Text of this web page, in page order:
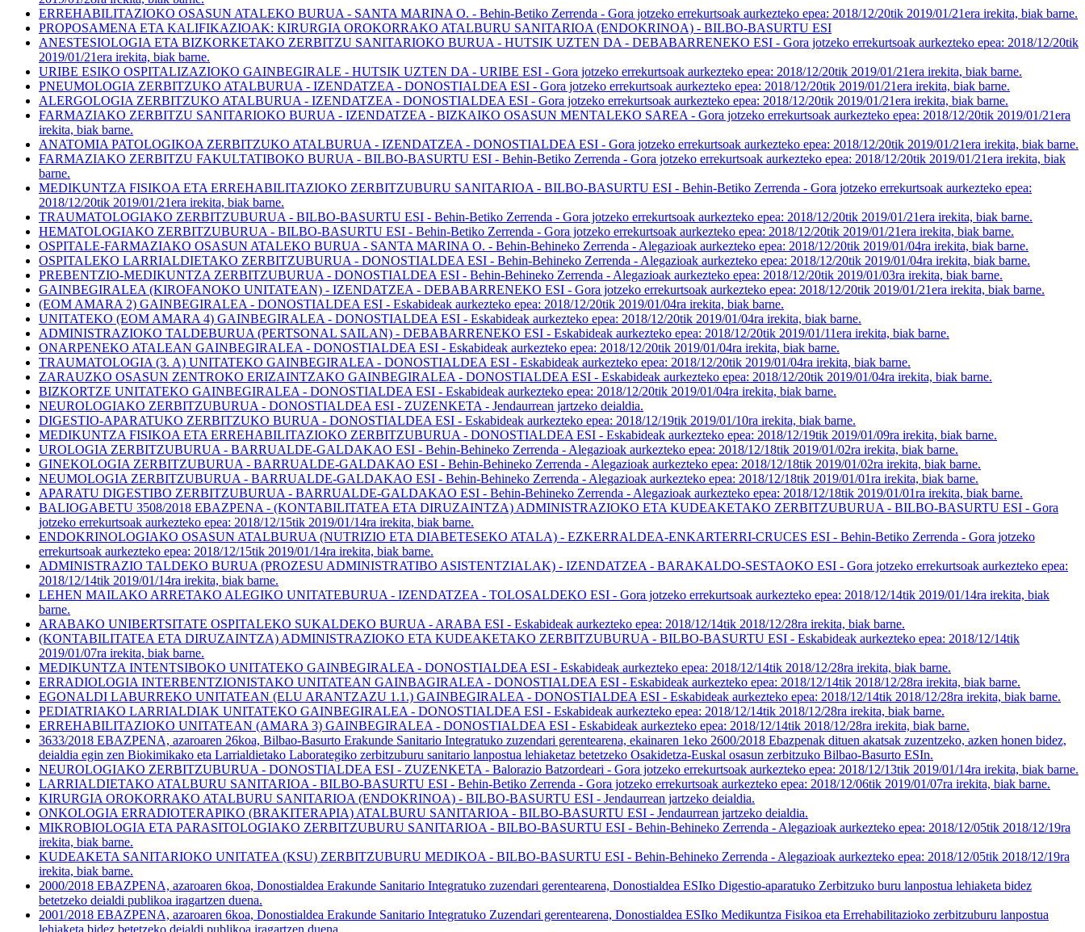
ERREHABILITAZIOKO OSASUN ATALEKO BURUA - SANTA MARINA O. - Behin-Betiko Zerrenda - Gora jotzeko errekurtsoak aurkezteko epea: 2018/12/20tik 2019/01/21era irekita, biak barne.
PROPOSAMENA ETA KALIFIKAZIOAK: KIRURGIA OROKORRAKO ATALBURU SANITARIOA (ENDOKRINOA) - BILBO-BASURTU ESI
ANESTESIOLOGIA ETA BIZKORKETAKO ZERBITZU SANITARIOKO BURUA - HUTSIK UZTEN DA - DEBABARRENEKO ESI - Gora jotzeko errekurtsoak aurkezteko epea: 2018/12/20tik
2019/01/21era irekita, biak barne.
URIBE ESIKO OSPITALIZAZIOKO GAINBEGIRALE - HUTSIK UZTEN DA - URIBE ESI - Gora jotzeko errekurtsoak aurkezteko epea: 2018/12/20tik 2019/01/21era irekita, biak barne.
PNEUMOLOGIA ZERBITZUKO ATALBURUA - IZENDATZEA - DONOSTIALDEA ESI - Gora jotzeko errekurtsoak aurkezteko epea: 2018/12/20tik 2019/01/21era irekita, biak barne.
ALERGOLOGIA ZERBITZUKO ATALBURUA - IZENDATZEA - DONOSTIALDEA ESI - Gora jotzeko errekurtsoak aurkezteko epea: 2018/12/20tik 2019/01/21era irekita, biak barne.
FARMAZIAKO ZERBITZU SANITARIOKO BURUA - IZENDATZEA - BIZKAIKO OSASUN MENTALEKO SAREA - Gora jotzeko errekurtsoak aurkezteko epea: 2018/12/20tik 2019/01/21era
irekita, biak barne.
ANATOMIA PATOLOGIKOA ZERBITZUKO ATALBURUA - IZENDATZEA - DONOSTIALDEA ESI - Gora jotzeko errekurtsoak aurkezteko epea: 2018/12/20tik 2019/01/21era irekita, biak barne.
FARMAZIAKO ZERBITZU FAKULTATIBOKO BURUA - BILBO-BASURTU ESI - Behin-Betiko Zerrenda - Gora jotzeko errekurtsoak aurkezteko epea: 2018/12/20tik 2019/01/21era irekita, biak
barne.
MEDIKUNTZA FISIKOA ETA ERREHABILITAZIOKO ZERBITZUBURU SANITARIOA - BILBO-BASURTU ESI - Behin-Betiko Zerrenda - Gora jotzeko errekurtsoak aurkezteko epea:
2018/12/20tik 2019/01/21era irekita, biak barne.
TRAUMATOLOGIAKO ZERBITZUBURUA - BILBO-BASURTU ESI - Behin-Betiko Zerrenda - Gora jotzeko errekurtsoak aurkezteko epea: 2018/12/20tik 2019/01/21era irekita, biak barne.
HEMATOLOGIAKO ZERBITZUBURUA - BILBO-BASURTU ESI - Behin-Betiko Zerrenda - Gora jotzeko errekurtsoak aurkezteko epea: 2018/12/20tik 2019/01/21era irekita, biak barne.
OSPITALE-FARMAZIAKO OSASUN ATALEKO BURUA - SANTA MARINA O. - Behin-Behineko Zerrenda - Alegazioak aurkezteko epea: 2018/12/20tik 2019/01/04ra irekita, biak barne.
OSPITALEKO LARRIALDIETAKO ZERBITZUBURUA - DONOSTIALDEA ESI - Behin-Behineko Zerrenda - Alegazioak aurkezteko epea: 2018/12/20tik 2019/01/04ra irekita, biak barne.
PREBENTZIO-MEDIKUNTZA ZERBITZUBURUA - DONOSTIALDEA ESI - Behin-Behineko Zerrenda - Alegazioak aurkezteko epea: 2018/12/20tik 2019/01/03ra irekita, biak barne.
GAINBEGIRALEA (KIROFANOKO UNITATEAN) - IZENDATZEA - DEBABARRENEKO ESI - Gora jotzeko errekurtsoak aurkezteko epea: 2018/12/20tik 2019/01/21era irekita, biak barne.
(EOM AMARA 2) GAINBEGIRALEA - DONOSTIALDEA ESI - Eskabideak aurkezteko epea: 2018/12/20tik 2019/01/04ra irekita, biak barne.
UNITATEKO (EOM AMARA 4) GAINBEGIRALEA - DONOSTIALDEA ESI - Eskabideak aurkezteko epea: 2018/12/20tik 2019/01/04ra irekita, biak barne.
ADMINISTRAZIOKO TALDEBURUA (PERTSONAL SAILAN) - DEBABARRENEKO ESI - Eskabideak aurkezteko epea: 2018/12/20tik 2019/01/11era irekita, biak barne.
ONARPENEKO ATALEAN GAINBEGIRALEA - DONOSTIALDEA ESI - Eskabideak aurkezteko epea: 2018/12/20tik 2019/01/04ra irekita, biak barne.
TRAUMATOLOGIA (3. A) UNITATEKO GAINBEGIRALEA - DONOSTIALDEA ESI - Eskabideak aurkezteko epea: 2018/12/20tik 2019/01/04ra irekita, biak barne.
ZARAUZKO OSASUN ZENTROKO ERIZAINTZAKO GAINBEGIRALEA - DONOSTIALDEA ESI - Eskabideak aurkezteko epea: 2018/12/20tik 2019/01/04ra irekita, biak barne.
BIZKORTZE UNITATEKO GAINBEGIRALEA - DONOSTIALDEA ESI - Eskabideak aurkezteko epea: 2018/12/20tik 2019/01/04ra irekita, biak barne.
NEUROLOGIAKO ZERBITZUBURUA - DONOSTIALDEA ESI - ZUZENKETA - Jendaurrean jartzeko deialdia.
DIGESTIO-APARATUKO ZERBITZUKO BURUA - DONOSTIALDEA ESI - Eskabideak aurkezteko epea: 2018/12/19tik 2019/01/10ra irekita, biak barne.
MEDIKUNTZA FISIKOA ETA ERREHABILITAZIOKO ZERBITZUBURUA - DONOSTIALDEA ESI - Eskabideak aurkezteko epea: 2018/12/19tik 2019/01/09ra irekita, biak barne.
UROLOGIA ZERBITZUBURUA - BARRUALDE-GALDAKAO ESI - Behin-Behineko Zerrenda - Alegazioak aurkezteko epea: 2018/12/18tik 2019/01/02ra irekita, biak barne.
GINEKOLOGIA ZERBITZUBURUA - BARRUALDE-GALDAKAO ESI - Behin-Behineko Zerrenda - Alegazioak aurkezteko epea: 2018/12/18tik 2019/01/02ra irekita, biak barne.
NEUMOLOGIA ZERBITZUBURUA - BARRUALDE-GALDAKAO ESI - Behin-Behineko Zerrenda - Alegazioak aurkezteko epea: 2018/12/18tik 2019/01/01ra irekita, biak barne.
APARATU DIGESTIBO ZERBITZUBURUA - BARRUALDE-GALDAKAO ESI - Behin-Behineko Zerrenda - Alegazioak aurkezteko epea: 2018/12/18tik 2019/01/01ra irekita, biak barne.
BALIOGABETU 3508/2018 EBAZPENA - (KONTABILITATEA ETA DIRUZAINTZA) ADMINISTRAZIOKO ETA KUDEAKETAKO ZERBITZUBURUA - BILBO-BASURTU ESI - Gora
jotzeko errekurtsoak aurkezteko epea: 2018/12/15tik 2019/01/14ra irekita, biak barne.
ENDOKRINOLOGIAKO OSASUN ATALBURUA (NUTRIZIO ETA DIABETESEKO ATALA) - EZKERRALDEA-ENKARTERRI-CRUCES ESI - Behin-Betiko Zerrenda - Gora jotzeko
errekurtsoak aurkezteko epea: 2018/12/15tik 2019/01/14ra irekita, biak barne.
ADMINISTRAZIO TALDEKO BURUA (PROZESU ADMINISTRATIBO ASISTENTZIALAK) - IZENDATZEA - BARAKALDO-SESTAOKO ESI - Gora jotzeko errekurtsoak aurkezteko epea:
2018/12/14tik 2019/01/14ra irekita, biak barne.
LEHEN MAILAKO ARRETAKO ALEGIKO UNITATEBURUA - IZENDATZEA - TOLOSALDEKO ESI - Gora jotzeko errekurtsoak aurkezteko epea: 2018/12/14tik 2019/01/14ra irekita, biak
barne.
ARABAKO UNIBERTSITATE OSPITALEKO SUKALDEKO BURUA - ARABA ESI - Eskabideak aurkezteko epea: 2018/12/14tik 2018/12/28ra irekita, biak barne.
(KONTABILITATEA ETA DIRUZAINTZA) ADMINISTRAZIOKO ETA KUDEAKETAKO ZERBITZUBURUA - BILBO-BASURTU ESI - Eskabideak aurkezteko epea: 2018/12/14tik
2019/01/07ra irekita, biak barne.
MEDIKUNTZA INTENTSIBOKO UNITATEKO GAINBEGIRALEA - DONOSTIALDEA ESI - Eskabideak aurkezteko epea: 2018/12/14tik 2018/12/28ra irekita, biak barne.
ERRADIOLOGIA INTERBENTZIONISTAKO UNITATEAN GAINBAGIRALEA - DONOSTIALDEA ESI - Eskabideak aurkezteko epea: 2018/12/14tik 2018/12/28ra irekita, biak barne.
EGONALDI LABURREKO UNITATEAN (ELU ARANTZAZU 1.1.) GAINBEGIRALEA - DONOSTIALDEA ESI - Eskabideak aurkezteko epea: 2018/12/14tik 2018/12/28ra irekita, biak barne.
PEDIATRIAKO LARRIALDIAK UNITATEKO GAINBEGIRALEA - DONOSTIALDEA ESI - Eskabideak aurkezteko epea: 2018/12/14tik 2018/12/28ra irekita, biak barne.
ERREHABILITAZIOKO UNITATEAN (AMARA 3) GAINBEGIRALEA - DONOSTIALDEA ESI - Eskabideak aurkezteko epea: 2018/12/14tik 2018/12/28ra irekita, biak barne.
3633/2018 EBAZPENA, azaroaren 26koa, Bilbao-Basurto Erakunde Sanitario Integratuko zuzendari gerentearena, ekainaren 1eko 2600/2018 Ebazpenak dituen akatsak zuzentzeko, azken honen bidez,
deialdia egin zen Biokimikako eta Larrialdietako Laborategiko zerbitzuburu sanitario lanpostua lehiaketaz betetzeko Osakidetza-Euskal osasun zerbitzuko Bilbao-Basurto ESIn.
NEUROLOGIAKO ZERBITZUBURUA - DONOSTIALDEA ESI - ZUZENKETA - Balorazio Batzordeari - Gora jotzeko errekurtsoak aurkezteko epea: 2018/12/13tik 2019/01/14ra irekita, biak barne.
LARRIALDIETAKO ATALBURU SANITARIOA - BILBO-BASURTU ESI - Behin-Betiko Zerrenda - Gora jotzeko errekurtsoak aurkezteko epea: 2018/12/06tik 2019/01/07ra irekita, biak barne.
KIRURGIA OROKORRAKO ATALBURU SANITARIOA (ENDOKRINOA) - BILBO-BASURTU ESI - Jendaurrean jartzeko deialdia.
ONKOLOGIA ERRADIOTERAPIKO (BRAKITERAPIA) ATALBURU SANITARIOA - BILBO-BASURTU ESI - Jendaurrean jartzeko deialdia.
MIKROBIOLOGIA ETA PARASITOLOGIAKO ZERBITZUBURU SANITARIOA - BILBO-BASURTU ESI - Behin-Behineko Zerrenda - Alegazioak aurkezteko epea: 2018/12/05tik 2018/12/19ra
irekita, biak barne.
KUDEAKETA SANITARIOKO UNITATEA (KSU) ZERBITZUBURU MEDIKOA - BILBO-BASURTU ESI - Behin-Behineko Zerrenda - Alegazioak aurkezteko epea: 2018/12/05tik 2018/12/19ra
irekita, biak barne.
2000/2018 EBAZPENA, azaroaren 6koa, Donostialdea Erakunde Sanitario Integratuko zuzendari gerentearena, Donostialdea ESIko Digestio-aparatuko Zerbitzuko buru lanpostua lehiaketa bidez
betetzeko deialdi publikoa iragartzen duena.
2001/2018 EBAZPENA, azaroaren 6koa, Donostialdea Erakunde Sanitario Integratuko Zuzendari gerentearena, Donostialdea ESIko Medikuntza Fisikoa eta Errehabilitazioko zerbitzuburu lanpostua